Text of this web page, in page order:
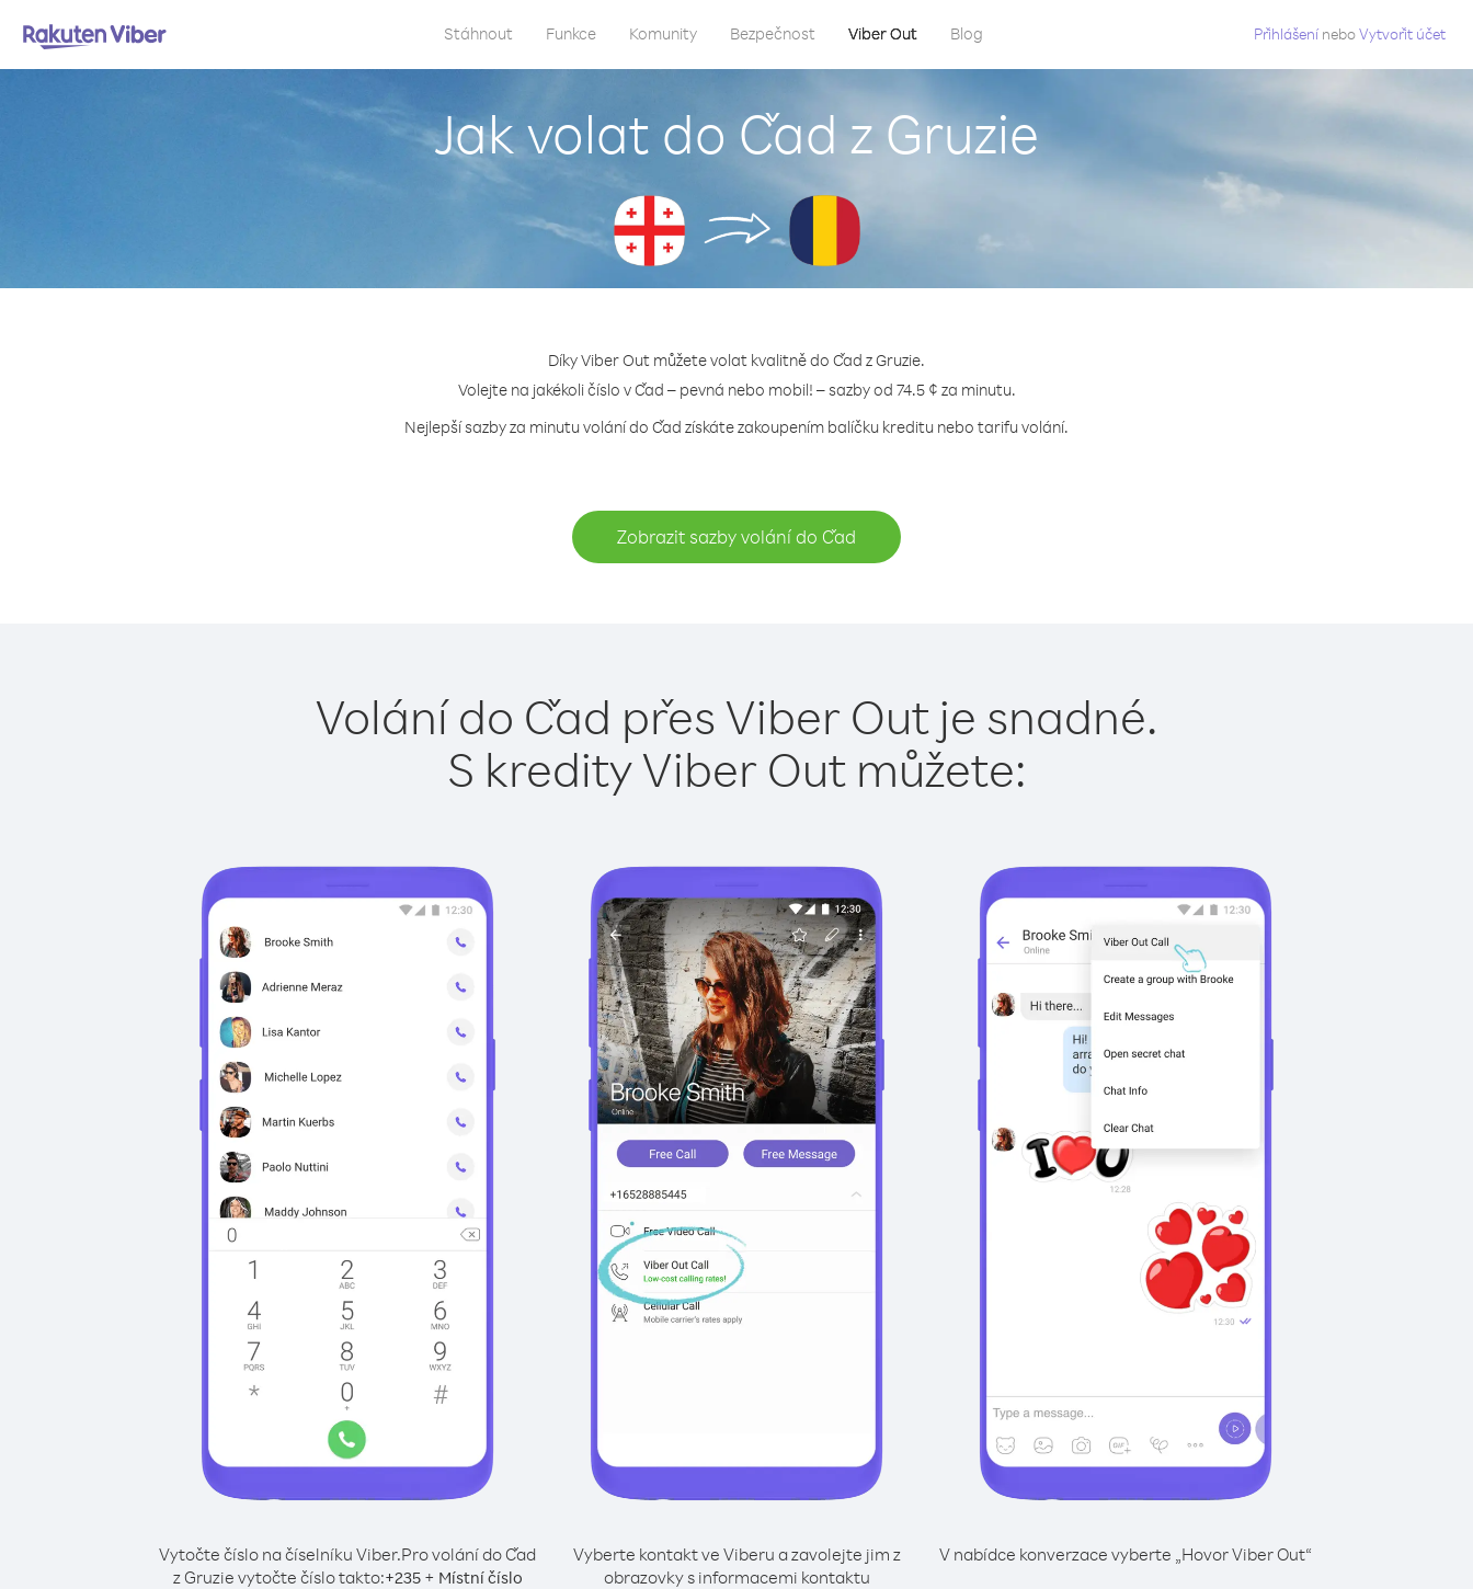
Stáhnout Funkce Komunity Bezpečnost Viber Out Blog Přihlášení neboVytvořit účet
Jak volat do Čad z Gruzie
Díky Viber Out můžete volat kvalitně do Čad z Gruzie.
Volejte na jakékoli číslo v Čad – pevná nebo mobil! – sazby od 74.5 ¢ za minutu.
Nejlepší sazby za minutu volání do Čad získáte zakoupením balíčku kreditu nebo tarifu volání.
Zobrazit sazby volání do Čad
Volání do Čad přes Viber Out je snadné.
S kredity Viber Out můžete:
Vytočte číslo na číselníku Viber.Pro volání do Čad
z Gruzie vytočte číslo takto:+235+ Místní číslo
Vyberte kontakt ve Viberu a zavolejte jim z
obrazovky s informacemi kontaktu
V nabídce konverzace vyberte „Hovor Viber Out“